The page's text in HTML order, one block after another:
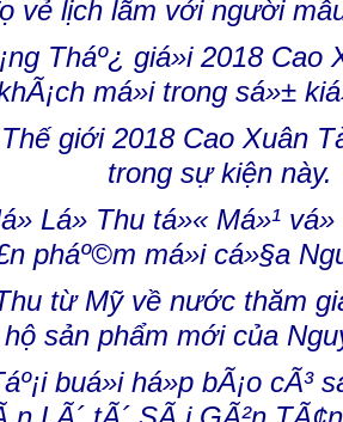
vẻ lịch lãm với người
giới 2018 Cao Xuân
trong sự kiện này.
từ Mỹ về nước thăm
hộ sản phẩm mới của